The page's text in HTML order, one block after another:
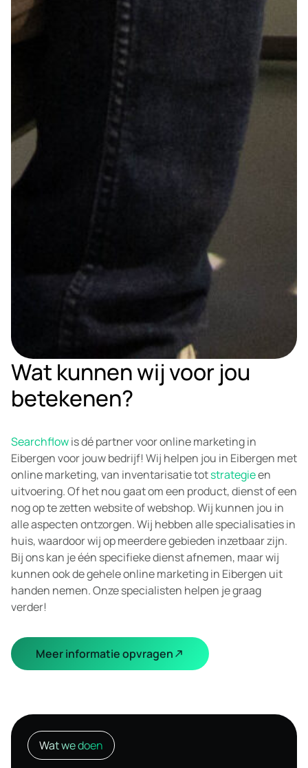
Wat kunnen wij voor jou
betekenen?
Searchflowis dé partner voor online marketing in
Eibergen voor jouw bedrijf! Wij helpen jou in Eibergen met
online marketing, van inventarisatie totstrategieen
uitvoering. Of het nou gaat om een product, dienst of een
nog op te zetten website of webshop. Wij kunnen jou in
alle aspecten ontzorgen. Wij hebben alle specialisaties in
huis, waardoor wij op meerdere gebieden inzetbaar zijn.
Bij ons kan je één specifieke dienst afnemen, maar wij
kunnen ook de gehele online marketing in Eibergen uit
handen nemen. Onze specialisten helpen je graag
verder!
Meer informatie opvragen
Wat we doen